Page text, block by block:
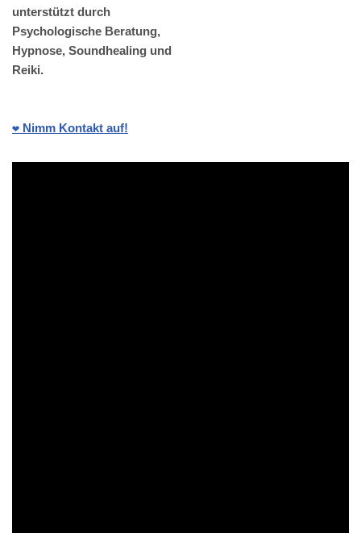
unterstützt durch
Psychologische Beratung,
Hypnose, Soundhealing und
Reiki.
❤️ Nimm Kontakt auf!